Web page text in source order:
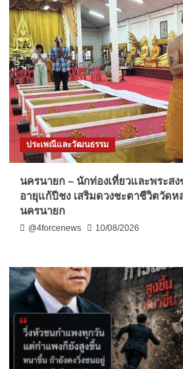
ประเพณีและวัฒนธรรม
นครนายก – นักท่องเที่ยวและพระส
อายุแก้ปีชง เสริมดวงชะตาชีวิตวัดห
นครนายก
@4forcenews 10/08/2026